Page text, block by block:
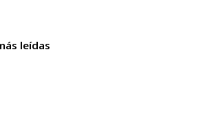
leídas